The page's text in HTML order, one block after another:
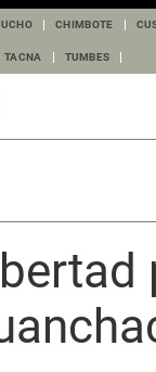
CHIMBOTE
TACNA TUMBES